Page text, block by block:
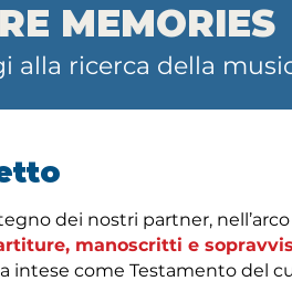
MEMORIES
alla ricerca della
dei nostri partner,
manoscritti e
intese come Testamento del